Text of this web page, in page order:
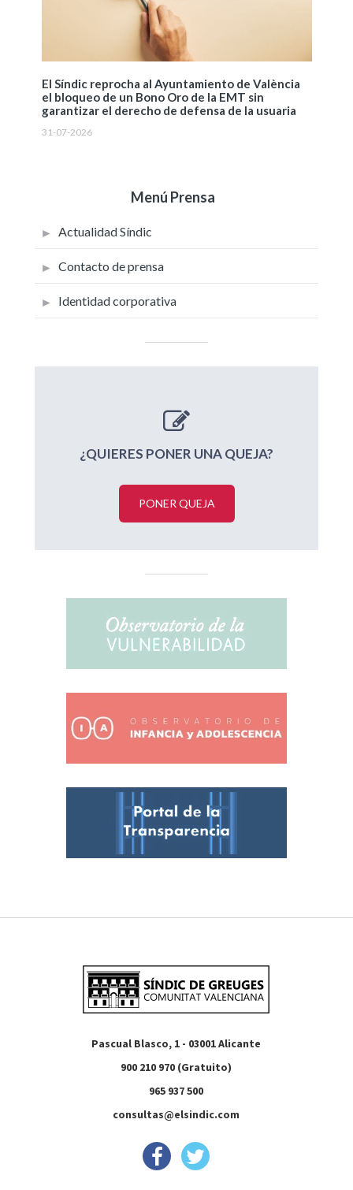
El Síndic reprocha al Ayuntamiento de València
el bloqueo de un Bono Oro de la EMT sin
garantizar el derecho de defensa de la usuaria
31-07-2026
Menú Prensa
Actualidad Síndic
Contacto de prensa
Identidad corporativa
¿QUIERES PONER UNA QUEJA?
PONER QUEJA
Pascual Blasco, 1 - 03001 Alicante
900 210 970 (Gratuito)
965 937 500
consultas@elsindic.com